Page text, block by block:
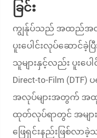
ခြင်း
ကျွန်ုပ်သည် အထည်အလုပ်
ပူးပေါင်းလုပ်ဆောင်ခဲ့
သူများနှင့်လည်း ပူးပ
Direct-to-Film
အလုပ်များအတွက် အထူ
ထုတ်လုပ်ရာတွင် အများ
ဖြေရှင်းနည်းဖြစ်လာ